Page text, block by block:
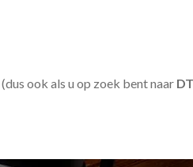
(dus ook als u op zoek bent naar